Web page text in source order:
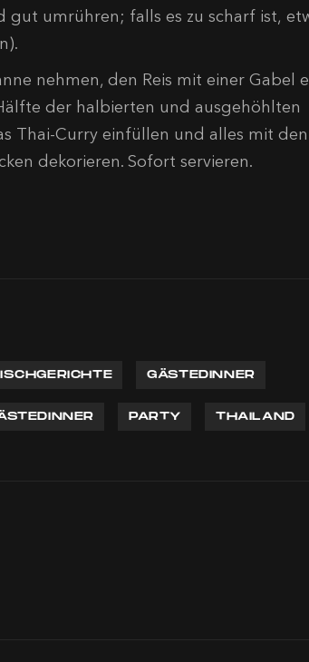
gut umrühren; falls es zu scharf ist,
nehmen, den Reis mit einer Gabel
der halbierten und ausgehöhlten
Thai-Curry einfüllen und alles mit den
dekorieren. Sofort servieren.
GÄSTEDINNER
PARTY THAILAND